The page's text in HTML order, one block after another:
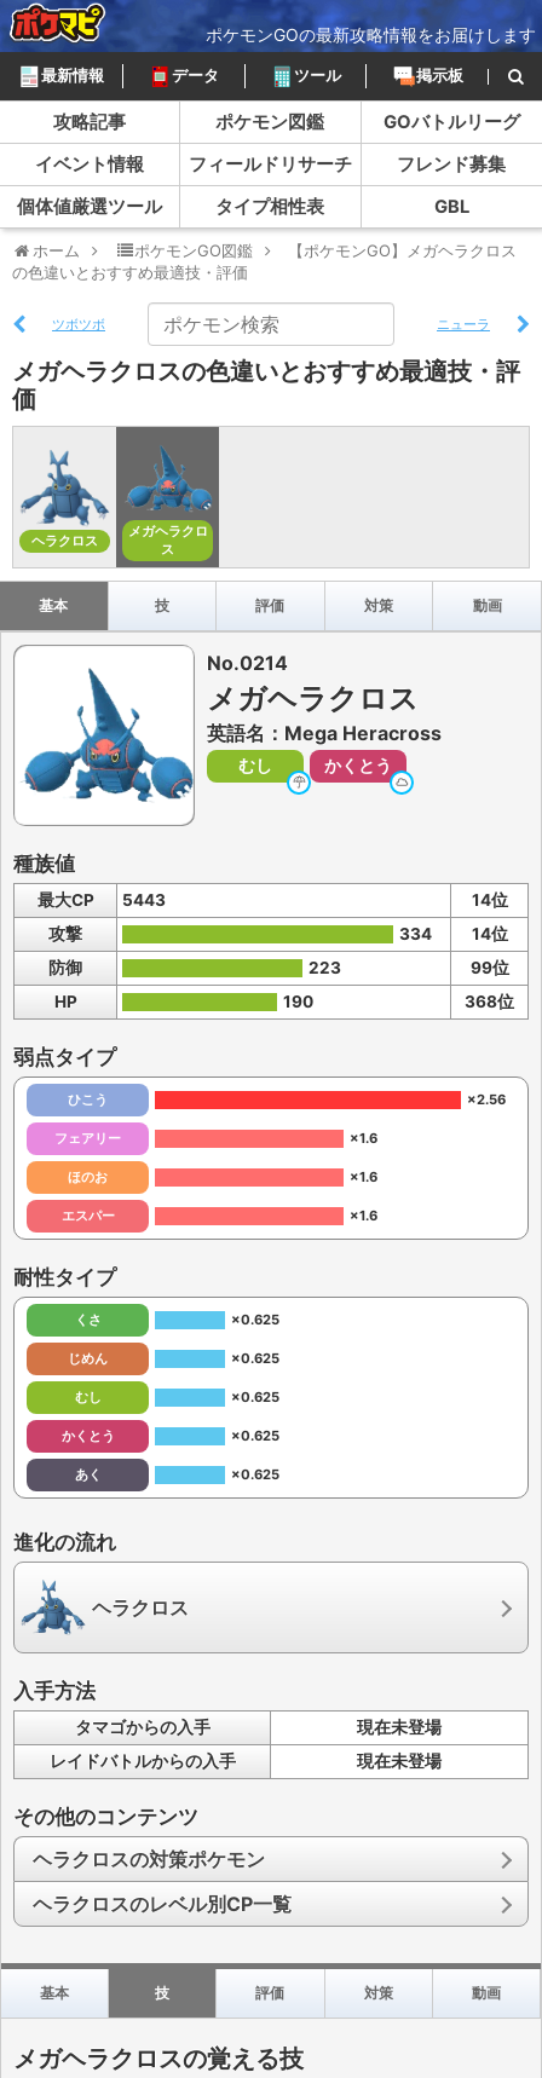
ポケモンGOの最新攻略情報をお届けします
最新情報 データ ツール 掲示板
攻略記事 ポケモン図鑑
GOバトルリーグ
イベント情報
フィールドリサーチ
フレンド募集
個体値厳選ツール
タイプ相性表 GBL
ホーム ポケモンGO図鑑
【ポケモンGO】メガヘラクロス
の色違いとおすすめ最適技・評価
ツボツボ ニューラ
メガヘラクロスの色違いとおすすめ最適技・評
価
ヘラクロス
メガヘラクロ
ス
基本 技 評価 対策 動画
No.0214
メガヘラクロス
英語名：Mega Heracross
むし かくとう
種族値
最大CP 5443
14位
攻撃
334
14位
防御
223
99位
HP
190 368位
弱点タイプ
ひこう ×2.56
フェアリー ×1.6
ほのお ×1.6
エスパー ×1.6
耐性タイプ
くさ ×0.625
じめん ×0.625
むし ×0.625
かくとう ×0.625
あく ×0.625
進化の流れ
ヘラクロス
入手方法
タマゴからの入手
現在未登場
レイドバトルからの入手
現在未登場
その他のコンテンツ
ヘラクロスの対策ポケモン
ヘラクロスのレベル別CP一覧
基本 技 評価 対策 動画
メガヘラクロスの覚える技